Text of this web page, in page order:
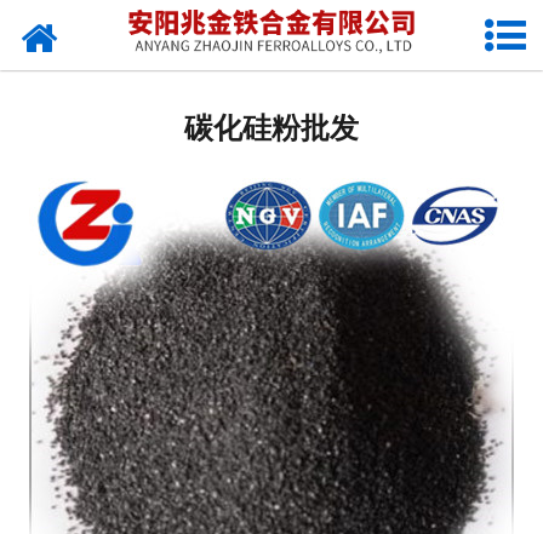
网站首页
行业新闻
常见问题
碳化硅粉批发